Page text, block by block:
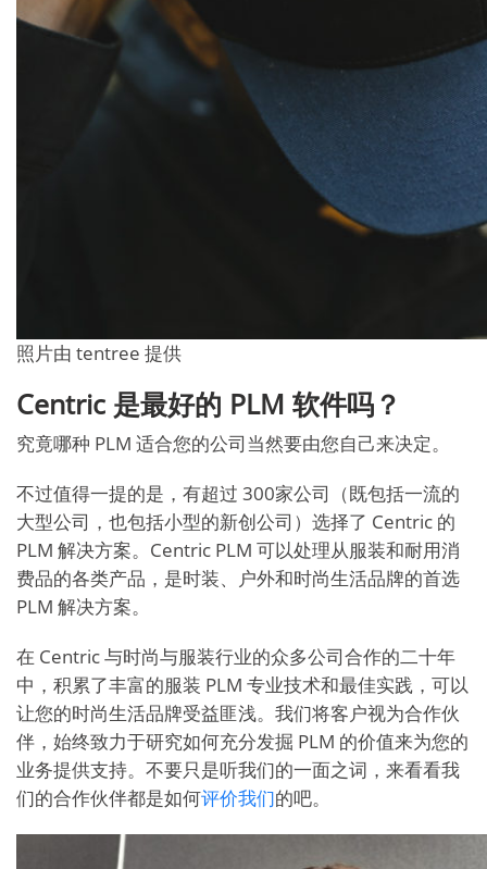
照片由 tentree 提供
Centric 是最好的 PLM 软件吗？
究竟哪种 PLM 适合您的公司当然要由您自己来决定。
不过值得一提的是，有超过 300家公司（既包括一流的
大型公司，也包括小型的新创公司）选择了 Centric 的
PLM 解决方案。Centric PLM 可以处理从服装和耐用消
费品的各类产品，是时装、户外和时尚生活品牌的首选
PLM 解决方案。
在 Centric 与时尚与服装行业的众多公司合作的二十年
中，积累了丰富的服装 PLM 专业技术和最佳实践，可以
让您的时尚生活品牌受益匪浅。我们将客户视为合作伙
伴，始终致力于研究如何充分发掘 PLM 的价值来为您的
业务提供支持。不要只是听我们的一面之词，来看看我
们的合作伙伴都是如何评价我们的吧。